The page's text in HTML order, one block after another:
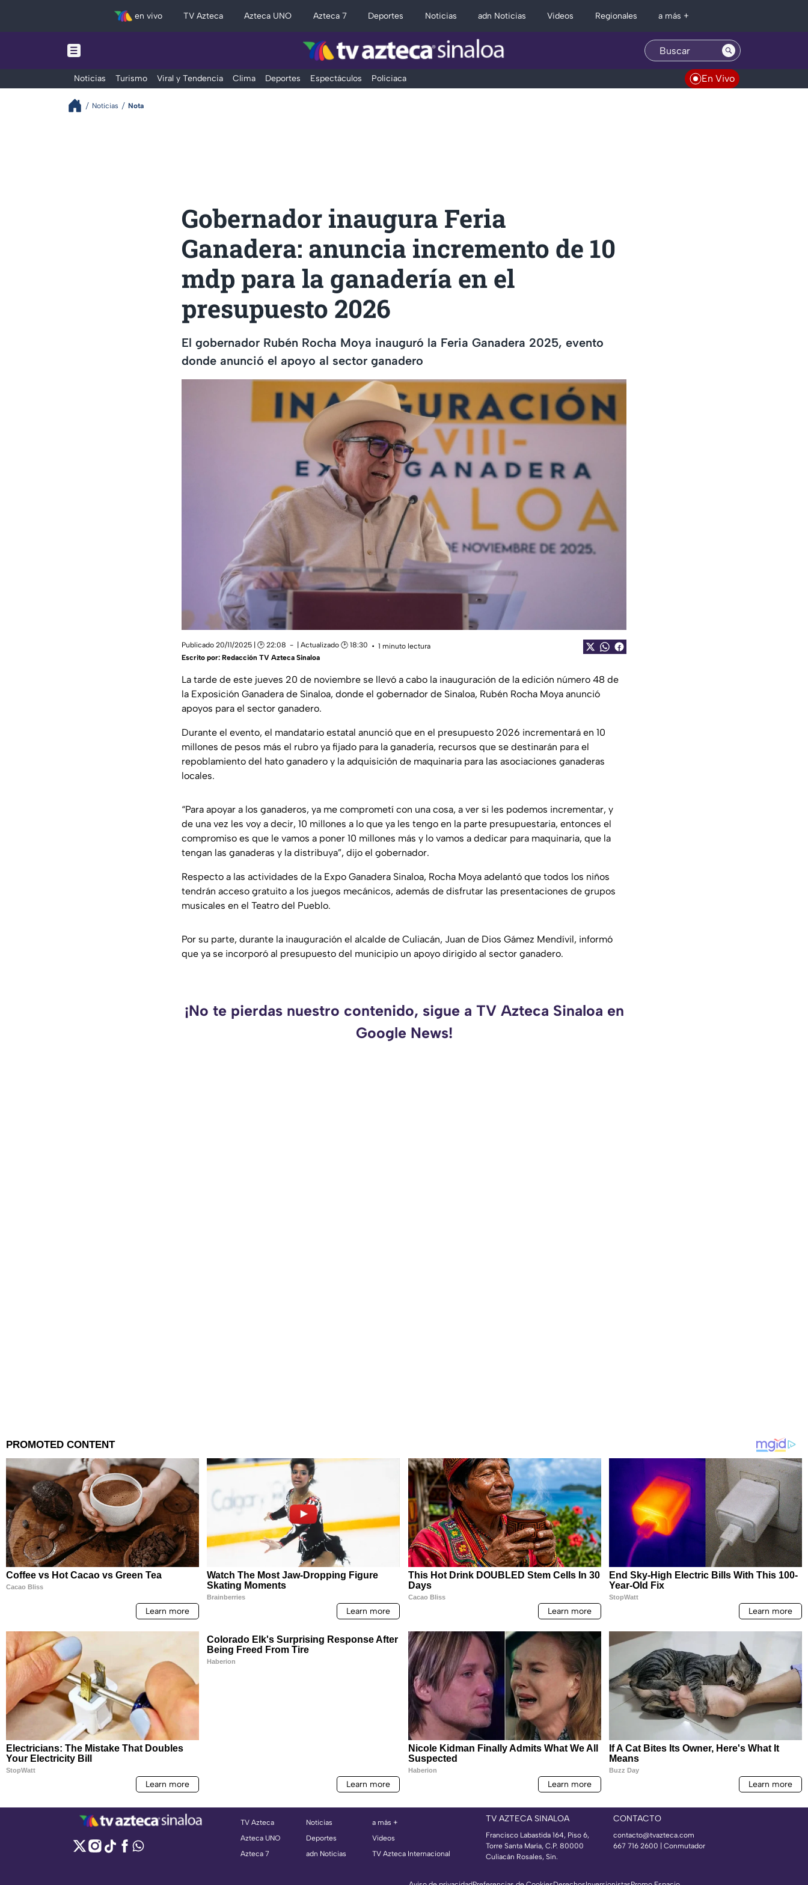
en vivo TV Azteca Azteca UNO Azteca 7 Deportes Noticias adn Noticias Videos Regionales a más +
Noticias Turismo Viral y Tendencia Clima Deportes Espectáculos Policiaca En Vivo
Noticias Nota
Gobernador inaugura Feria
Ganadera: anuncia incremento de 10
mdp para la ganadería en el
presupuesto 2026
El gobernador Rubén Rocha Moya inauguró la Feria Ganadera 2025, evento
donde anunció el apoyo al sector ganadero
Publicado 20/11/2025 | 🕑 22:08 | Actualizado 🕑 18:30
1 minuto lectura
Escrito por: Redacción TV Azteca Sinaloa
La tarde de este jueves 20 de noviembre se llevó a cabo la inauguración de la edición número 48 de
la Exposición Ganadera de Sinaloa, donde el gobernador de Sinaloa, Rubén Rocha Moya anunció
apoyos para el sector ganadero.
Durante el evento, el mandatario estatal anunció que en el presupuesto 2026 incrementará en 10
millones de pesos más el rubro ya fijado para la ganadería, recursos que se destinarán para el
repoblamiento del hato ganadero y la adquisición de maquinaria para las asociaciones ganaderas
locales.
“Para apoyar a los ganaderos, ya me comprometí con una cosa, a ver si les podemos incrementar, y
de una vez les voy a decir, 10 millones a lo que ya les tengo en la parte presupuestaria, entonces el
compromiso es que le vamos a poner 10 millones más y lo vamos a dedicar para maquinaria, que la
tengan las ganaderas y la distribuya”, dijo el gobernador.
Respecto a las actividades de la Expo Ganadera Sinaloa, Rocha Moya adelantó que todos los niños
tendrán acceso gratuito a los juegos mecánicos, además de disfrutar las presentaciones de grupos
musicales en el Teatro del Pueblo.
Por su parte, durante la inauguración el alcalde de Culiacán, Juan de Dios Gámez Mendívil, informó
que ya se incorporó al presupuesto del municipio un apoyo dirigido al sector ganadero.
¡No te pierdas nuestro contenido, sigue a TV Azteca Sinaloa en
Google News!
TV Azteca
Azteca UNO
Azteca 7
Noticias
Deportes
adn Noticias
a más +
Videos
TV Azteca Internacional
TV AZTECA SINALOA
Francisco Labastida 164, Piso 6,
Torre Santa María, C.P. 80000
Culiacán Rosales, Sin.
CONTACTO
contacto@tvazteca.com
667 716 2600 | Conmutador